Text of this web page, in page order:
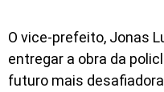
O vice-prefeito, Jonas
entregar a obra da
futuro mais